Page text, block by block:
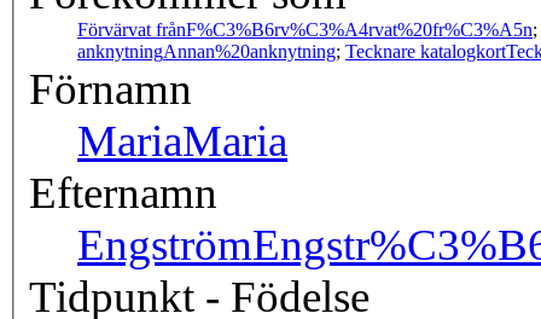
Förvärvat frånF%C3%B6rv%C3%A4rvat%20fr%C3%A5n;
anknytningAnnan%20anknytning; Tecknare katalogkort
Förnamn
MariaMaria
Efternamn
Engström
Tidpunkt - Födelse